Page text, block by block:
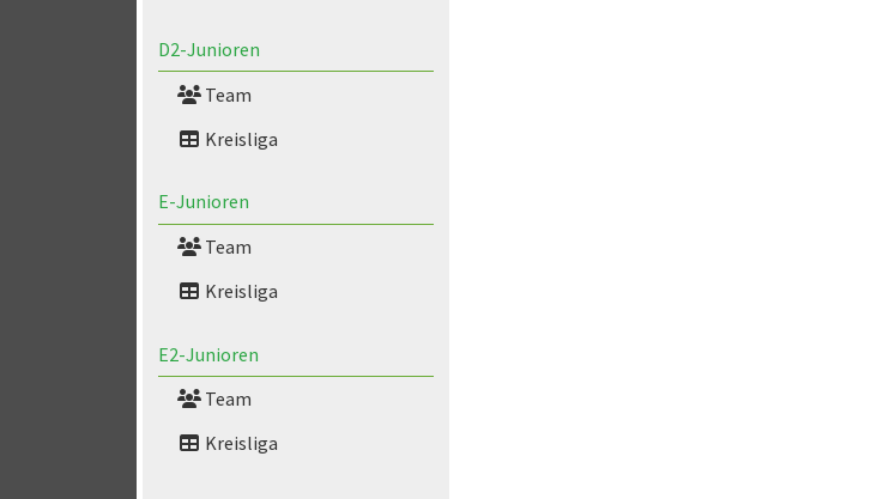
D2-Junioren
Team
Kreisliga
E-Junioren
Team
Kreisliga
E2-Junioren
Team
Kreisliga